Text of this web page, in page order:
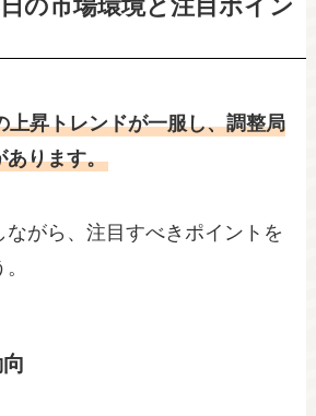
の市場環境と注目ポイン
上昇トレンドが一服し、調整局
あります。
がら、注目すべきポイントを